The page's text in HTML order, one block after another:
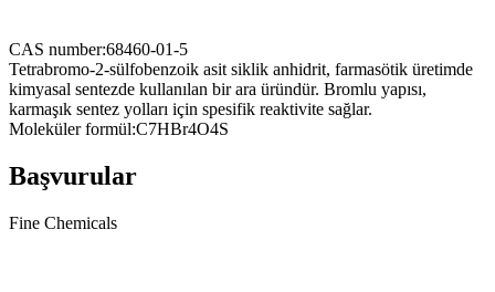
CAS number:68460-01-5
Tetrabromo-2-sülfobenzoik asit siklik anhidrit, farmasötik üretimde
kimyasal sentezde kullanılan bir ara üründür. Bromlu yapısı,
karmaşık sentez yolları için spesifik reaktivite sağlar.
Moleküler formül:C7HBr4O4S
Başvurular
Fine Chemicals